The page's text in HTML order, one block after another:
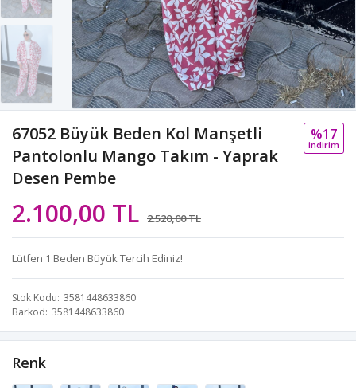
67052 Büyük Beden Kol Manşetli
Pantolonlu Mango Takım - Yaprak
Desen Pembe
2.100,00 TL 2.520,00 TL
%17
i̇ndi̇ri̇m
Lütfen 1 Beden Büyük Tercih Ediniz!
Stok Kodu 3581448633860
Barkod 3581448633860
Renk